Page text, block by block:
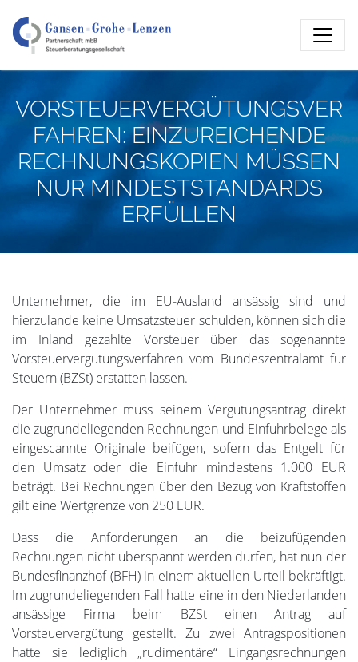
VORSTEUERVERGÜTUNGSVER
FAHREN: EINZUREICHENDE
RECHNUNGSKOPIEN MÜSSEN
NUR MINDESTSTANDARDS
ERFÜLLEN
Unternehmer, die im EU-Ausland ansässig sind und
hierzulande keine Umsatzsteuer schulden, können sich die
im Inland gezahlte Vorsteuer über das sogenannte
Vorsteuervergütungsverfahren vom Bundeszentralamt für
Steuern (BZSt) erstatten lassen.
Der Unternehmer muss seinem Vergütungsantrag direkt
die zugrundeliegenden Rechnungen und Einfuhrbelege als
eingescannte Originale beifügen, sofern das Entgelt für
den Umsatz oder die Einfuhr mindestens 1.000 EUR
beträgt. Bei Rechnungen über den Bezug von Kraftstoffen
gilt eine Wertgrenze von 250 EUR.
Dass die Anforderungen an die beizufügenden
Rechnungen nicht überspannt werden dürfen, hat nun der
Bundesfinanzhof (BFH) in einem aktuellen Urteil bekräftigt.
Im zugrundeliegenden Fall hatte eine in den Niederlanden
ansässige Firma beim BZSt einen Antrag auf
Vorsteuervergütung gestellt. Zu zwei Antragspositionen
hatte sie lediglich „rudimentäre“ Eingangsrechnungen